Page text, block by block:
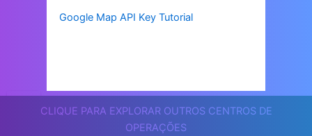
CLIQUE PARA EXPLORAR OUTROS CENTROS DE
OPERAÇÕES
Google Map API Key Tutorial